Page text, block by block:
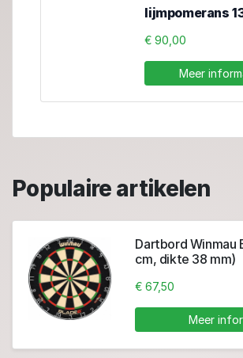
lijmpomerans
€ 90,00
Meer
Populaire artikelen
Dartbord Winmau
cm, dikte 38 mm)
€ 67,50
Meer